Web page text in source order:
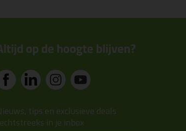
op de hoogte blijven?
tips en exclusieve deals
in je inbox